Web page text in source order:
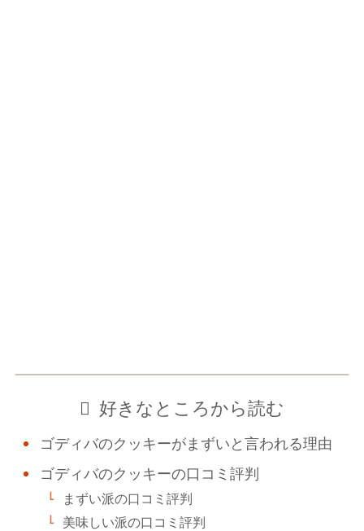
好きなところから読む
ゴディバのクッキーがまずいと言われる理由
ゴディバのクッキーの口コミ評判
まずい派の口コミ評判
美味しい派の口コミ評判